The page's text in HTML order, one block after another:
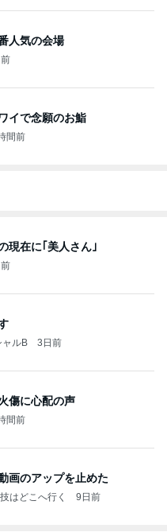
人気の会場
イで念願のお鮨
間前
現在に｢美人さん｣
ャルB 3日前
傷に心配の声
間前
画のアップを止めた
はどこへ行く 9日前